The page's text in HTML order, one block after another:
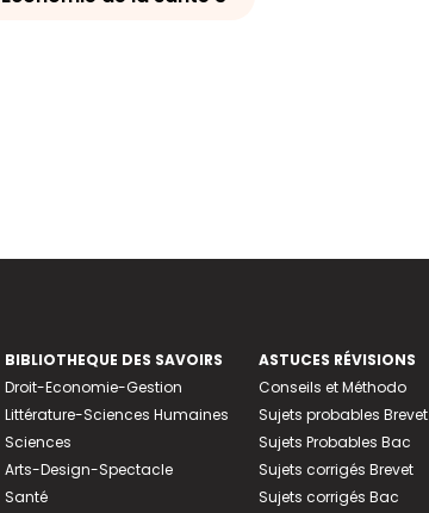
BIBLIOTHEQUE DES SAVOIRS
Droit-Economie-Gestion
Littérature-Sciences Humaines
Sciences
Arts-Design-Spectacle
Santé
ASTUCES RÉVISIONS
Conseils et Méthodo
Sujets probables Brevet
Sujets Probables Bac
Sujets corrigés Brevet
Sujets corrigés Bac